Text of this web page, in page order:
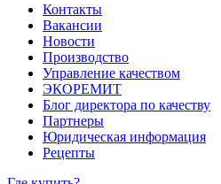
Контакты
Вакансии
Новости
Производство
Управление качеством
ЭКОРЕМИТ
Блог директора по качеству
Партнеры
Юридическая информация
Рецепты